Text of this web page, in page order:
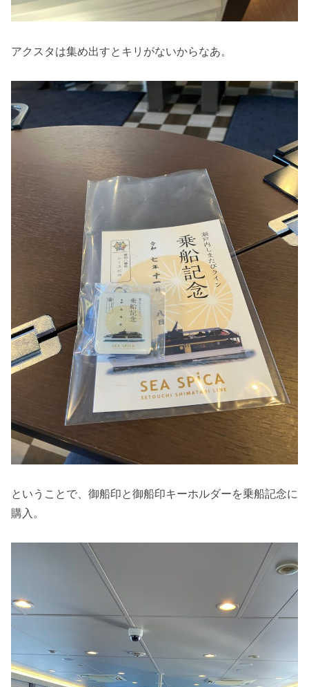
アクスタは集め出すとキリがないからなあ。
ということで、御船印と御船印キーホルダーを乗船記念に
購入。